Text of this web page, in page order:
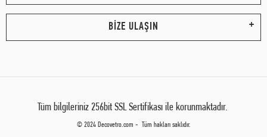
BİZE ULAŞIN
Tüm bilgileriniz 256bit SSL Sertifikası ile korunmaktadır.
© 2024 Decovetro.com - Tüm hakları saklıdır.